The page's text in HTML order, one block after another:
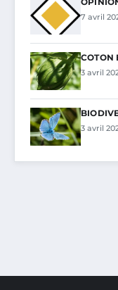
7 avril
COTON
3 avril
3 avril